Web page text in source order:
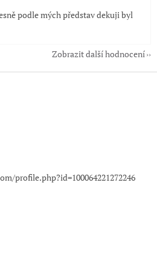
podle mých představ dekuji byl
Zobrazit další hodnocení
profile.php?id=100064221272246